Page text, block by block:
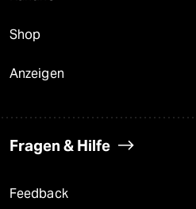
Shop
Anzeigen
Fragen & Hilfe
Feedback